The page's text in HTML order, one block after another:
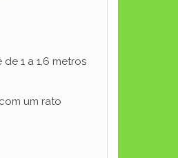
1 a 1,6 metros
um rato